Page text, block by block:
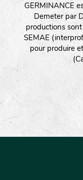
GERMINANCE
Demeter par
productions
SEMAE
pour produire